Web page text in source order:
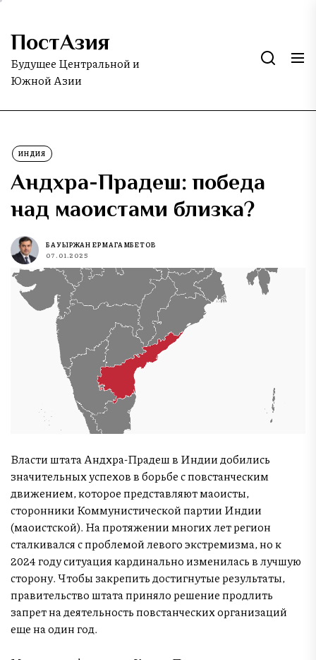
Skip
the
content
ПостАзия
Будущее Центральной и
Южной Азии
ИНДИЯ
Андхра-Прадеш: победа
над маоистами близка?
БАУЫРЖАН ЕРМАГАМБЕТОВ
07.01.2025
Власти штата Андхра-Прадеш в Индии добились
значительных успехов в борьбе с повстанческим
движением, которое представляют маоисты,
сторонники Коммунистической партии Индии
(маоистской). На протяжении многих лет регион
сталкивался с проблемой левого экстремизма, но к
2024 году ситуация кардинально изменилась в лучшую
сторону. Чтобы закрепить достигнутые результаты,
правительство штата приняло решение продлить
запрет на деятельность повстанческих организаций
еще на один год.